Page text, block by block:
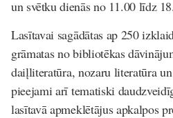
un svētku dienās no 11.00 līdz
Lasītavai sagādātas ap 250
grāmatas no bibliotēkas
daiļliteratūra, nozaru literatūra
pieejami arī tematiski
lasītavā apmeklētājus apkalpos